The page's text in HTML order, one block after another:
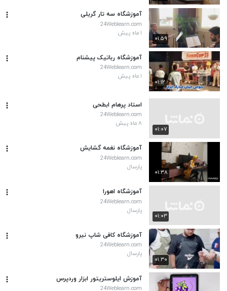
۰۱:۵۹
آموزشگاه سه تار گریلی
24Weblearn.com
۱ ماه پیش
۰۱:۱۲
آموزشگاه رباتیک پیشنام
24Weblearn.com
۱ ماه پیش
۰۱:۰۷
استاد پرهام ابطحی
24Weblearn.com
۸ ماه پیش
۰۱:۳۸
آموزشگاه نغمه گشایش
24Weblearn.com
پارسال
۰۱:۰۳
آموزشگاه اهورا
24Weblearn.com
پارسال
۰۱:۳۰
آموزشگاه کافی شاپ نیرو
24Weblearn.com
پارسال
آموزش ایلوستریتور ابزار وردپرس
24Weblearn.com